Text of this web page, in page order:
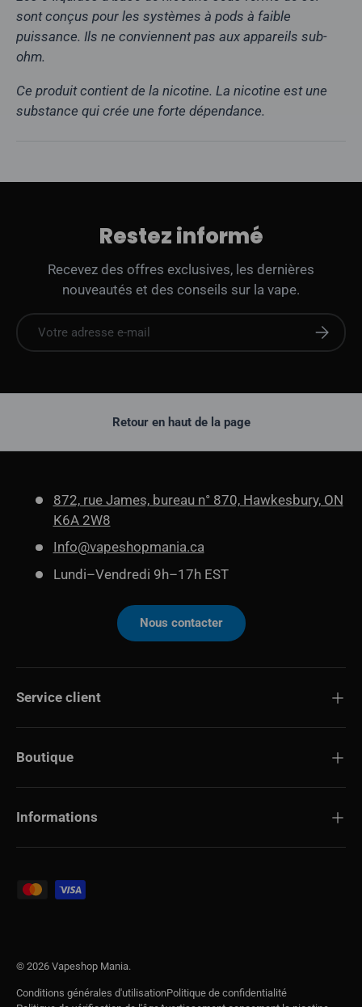
sont conçus pour les systèmes à pods à faible
puissance. Ils ne conviennent pas aux appareils sub-
ohm.
Ce produit contient de la nicotine. La nicotine est une
substance qui crée une forte dépendance.
Restez informé
Recevez des offres exclusives, les dernières
nouveautés et des conseils sur la vape.
E-mail
Retour en haut de la page
872, rue James, bureau n° 870, Hawkesbury, ON
K6A 2W8
Info@vapeshopmania.ca
Lundi–Vendredi 9h–17h EST
Nous contacter
Service client
Boutique
Informations
Modes de paiement acceptés
© 2026 Vapeshop Mania.
Conditions générales d'utilisationPolitique de confidentialité